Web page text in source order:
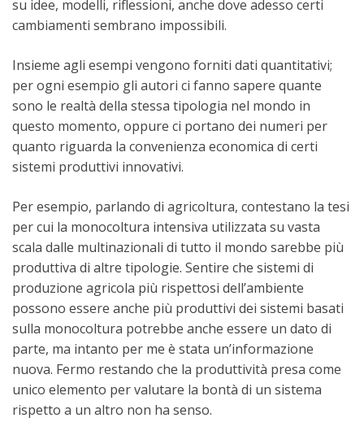
su idee, modelli, riflessioni, anche dove adesso certi
cambiamenti sembrano impossibili.
Insieme agli esempi vengono forniti dati quantitativi;
per ogni esempio gli autori ci fanno sapere quante
sono le realtà della stessa tipologia nel mondo in
questo momento, oppure ci portano dei numeri per
quanto riguarda la convenienza economica di certi
sistemi produttivi innovativi.
Per esempio, parlando di agricoltura, contestano la tesi
per cui la monocoltura intensiva utilizzata su vasta
scala dalle multinazionali di tutto il mondo sarebbe più
produttiva di altre tipologie. Sentire che sistemi di
produzione agricola più rispettosi dell’ambiente
possono essere anche più produttivi dei sistemi basati
sulla monocoltura potrebbe anche essere un dato di
parte, ma intanto per me è stata un’informazione
nuova. Fermo restando che la produttività presa come
unico elemento per valutare la bontà di un sistema
rispetto a un altro non ha senso.